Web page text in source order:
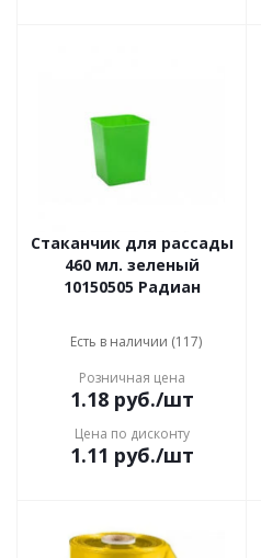
Стаканчик для рассады
460 мл. зеленый
10150505 Радиан
Есть в наличии (117)
Розничная цена
1.18руб./шт
Цена по дисконту
1.11 руб./шт